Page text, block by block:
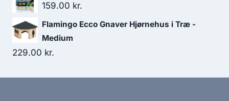
159.00 kr.
Flamingo Ecco Gnaver Hjørnehus i Træ -
Medium
229.00 kr.